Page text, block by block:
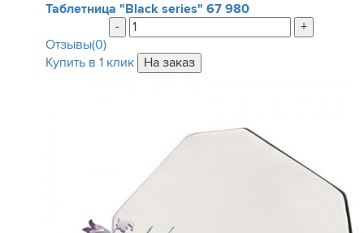
Таблетница "Black series" 67 980
-
+
Отзывы(0)
Купить в 1 клик